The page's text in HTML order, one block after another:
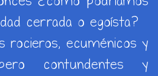
cerrada o egoísta?
rocieros, ecuménicos y
contundentes y